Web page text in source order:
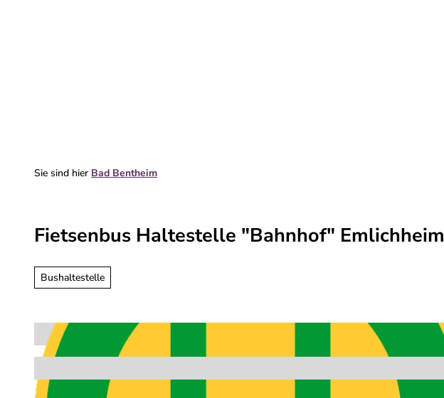
Sie sind hier Bad Bentheim
Fietsenbus Haltestelle "Bahnhof" Emlichheim
Bushaltestelle